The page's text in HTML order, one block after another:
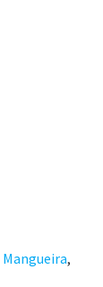
Mangueira,